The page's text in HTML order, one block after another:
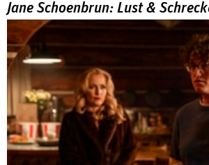
Jane Schoenbrun: Lust &